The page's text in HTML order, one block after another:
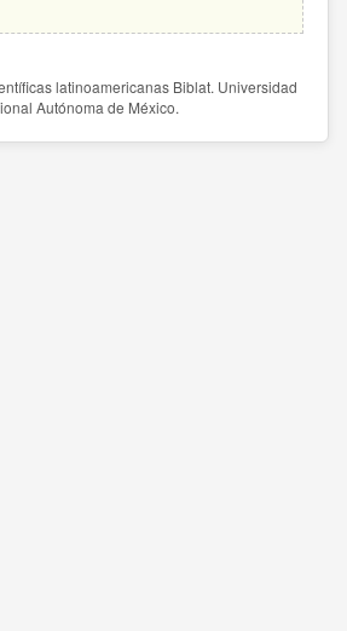
latinoamericanas Biblat. Universidad
Autónoma de México.